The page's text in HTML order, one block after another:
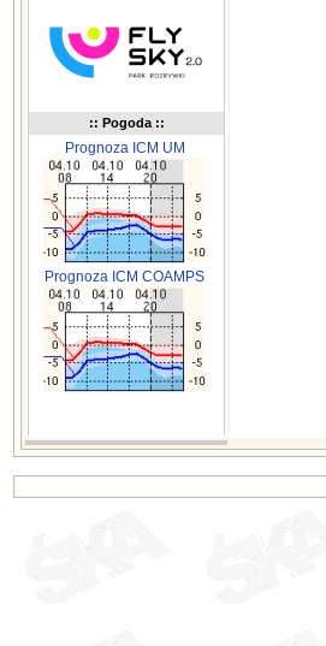
:: Pogoda ::
Prognoza ICM UM
Prognoza ICM COAMPS